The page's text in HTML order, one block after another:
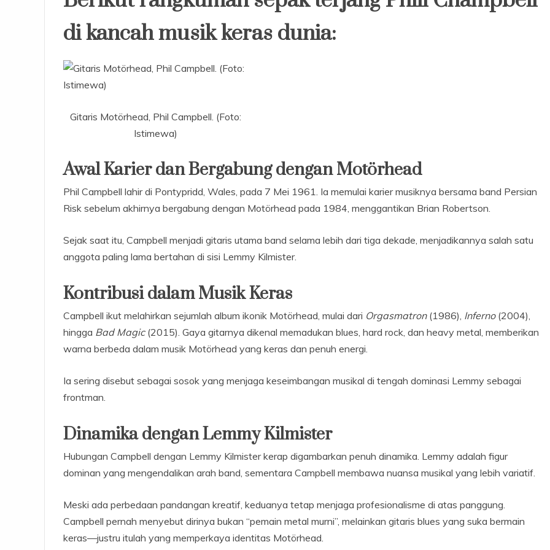
di kancah musik keras dunia:
Gitaris Motörhead, Phil Campbell. (Foto:
Istimewa)
Awal Karier dan Bergabung dengan Motörhead
Phil Campbell lahir di Pontypridd, Wales, pada 7 Mei 1961. Ia memulai karier musiknya bersama band Persian
Risk sebelum akhirnya bergabung dengan Motörhead pada 1984, menggantikan Brian Robertson.
Sejak saat itu, Campbell menjadi gitaris utama band selama lebih dari tiga dekade, menjadikannya salah satu
anggota paling lama bertahan di sisi Lemmy Kilmister.
Kontribusi dalam Musik Keras
Campbell ikut melahirkan sejumlah album ikonik Motörhead, mulai dari Orgasmatron(1986), Inferno(2004),
hingga Bad Magic(2015). Gaya gitarnya dikenal memadukan blues, hard rock, dan heavy metal, memberikan
warna berbeda dalam musik Motörhead yang keras dan penuh energi.
Ia sering disebut sebagai sosok yang menjaga keseimbangan musikal di tengah dominasi Lemmy sebagai
frontman.
Dinamika dengan Lemmy Kilmister
Hubungan Campbell dengan Lemmy Kilmister kerap digambarkan penuh dinamika. Lemmy adalah figur
dominan yang mengendalikan arah band, sementara Campbell membawa nuansa musikal yang lebih variatif.
Meski ada perbedaan pandangan kreatif, keduanya tetap menjaga profesionalisme di atas panggung.
Campbell pernah menyebut dirinya bukan “pemain metal murni”, melainkan gitaris blues yang suka bermain
keras—justru itulah yang memperkaya identitas Motörhead.